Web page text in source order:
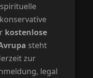
kostenlose
steht
zur
legal